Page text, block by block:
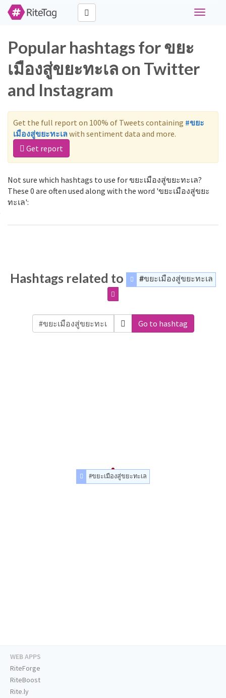
Toggle
Popular hashtags for ขยะ
เมืองสู่ขยะทะเล on Twitter
and Instagram
Get the full report on 100% of Tweets containing #ขยะ
เมืองสู่ขยะทะเลwith sentiment data and more.
Get report
Not sure which hashtags to use for ขยะเมืองสู่ขยะทะเล?
These 0 are often used along with the word 'ขยะเมืองสู่ขยะ
ทะเล':
Hashtags related to #ขยะเมืองสู่ขยะทะเล
Go to hashtag
#ขยะเมืองสู่ขยะทะเล
WEB APPS
RiteForge
RiteBoost
Rite.ly